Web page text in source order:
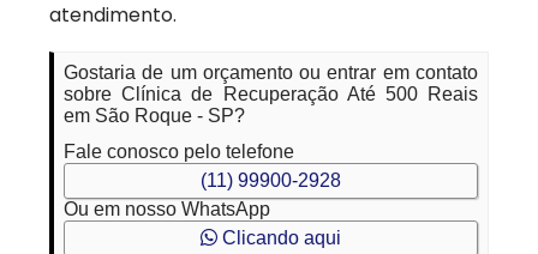
atendimento.
Gostaria de um orçamento ou entrar em contato
sobre Clínica de Recuperação Até 500 Reais
em São Roque - SP?
Fale conosco pelo telefone
(11) 99900-2928
Ou em nosso WhatsApp
Clicando aqui